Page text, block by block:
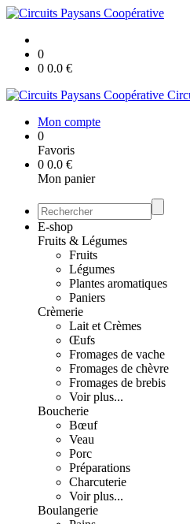
0
0 0.0 €
Mon compte
0
Favoris
0 0.0 €
Mon panier
E-shop
Fruits & Légumes
Fruits
Légumes
Plantes aromatiques
Paniers
Crèmerie
Lait et Crèmes
Œufs
Fromages de vache
Fromages de chèvre
Fromages de brebis
Voir plus...
Boucherie
Bœuf
Veau
Porc
Préparations
Charcuterie
Voir plus...
Boulangerie